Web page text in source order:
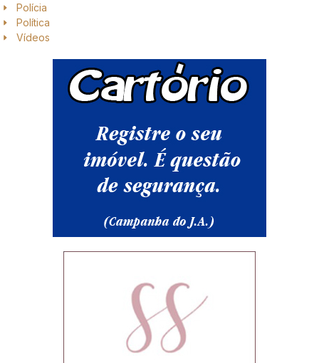
Polícia
Política
Vídeos